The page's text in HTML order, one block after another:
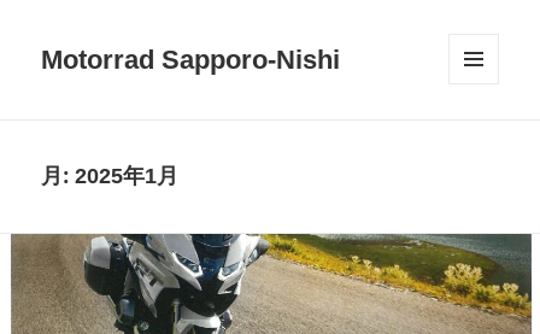
Motorrad Sapporo-Nishi
月:2025年1月